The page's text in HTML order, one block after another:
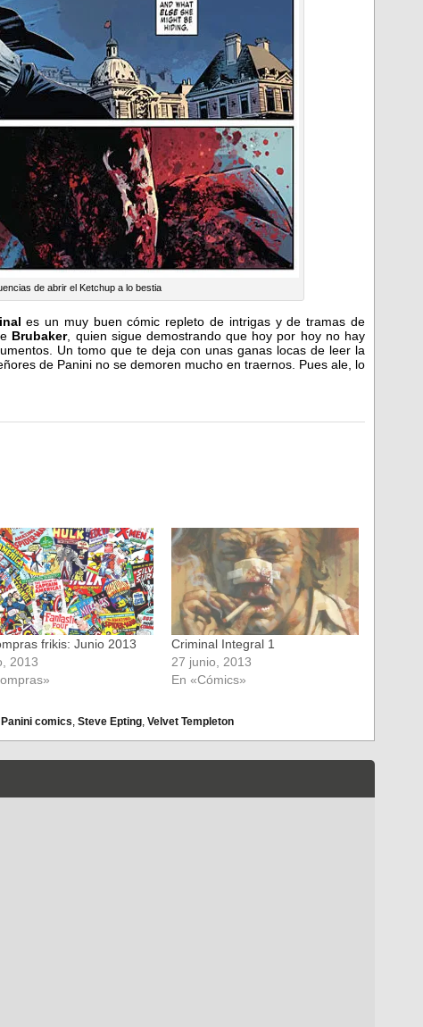
de abrir el Ketchup a lo bestia
es un muy buen cómic repleto de intrigas y de tramas de
Brubaker, quien sigue demostrando que hoy por hoy no hay
Un tomo que te deja con unas ganas locas de leer la
de Panini no se demoren mucho en traernos. Pues ale, lo
frikis: Junio 2013
2013
Criminal Integral 1
27 junio, 2013
En «Cómics»
Panini comics, Steve Epting, Velvet Templeton